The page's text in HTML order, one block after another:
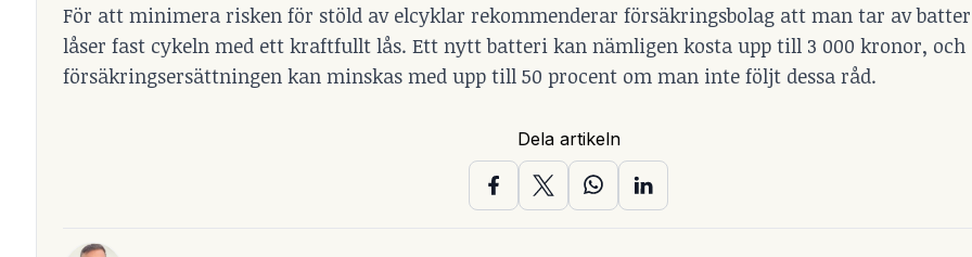
För att minimera risken för stöld av elcyklar rekommenderar försäkringsbolag att man tar av
låser fast cykeln med ett kraftfullt lås. Ett nytt batteri kan nämligen kosta upp till 3 000 kronor, och
försäkringsersättningen kan minskas med upp till 50 procent om man inte följt dessa råd.
Dela artikeln